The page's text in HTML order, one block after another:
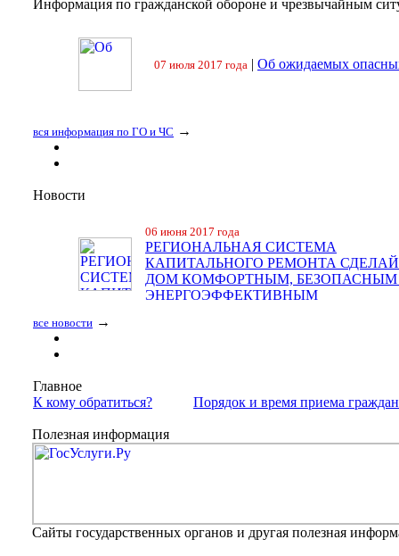
Информация по гражданской обороне и чрезвычайным
07 июля 2017 года | Об ожидаемых
вся информация по ГО и ЧС →
Новости
06 июня 2017 года
РЕГИОНАЛЬНАЯ СИСТЕМА
КАПИТАЛЬНОГО РЕМОНТА
ДОМ КОМФОРТНЫМ, БЕЗОПАСНЫМ
ЭНЕРГОЭФФЕКТИВНЫМ
все новости →
Главное
К кому обратиться?
Порядок и время приема
Полезная информация
Сайты государственных органов и другая полезная